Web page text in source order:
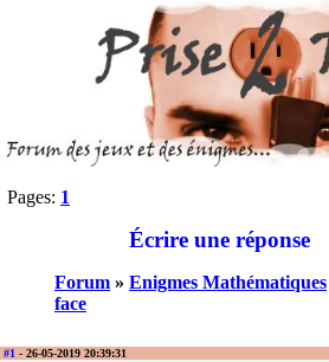
Pages: 1
Écrire une réponse
Forum » Enigmes Mathématiques
face
#1 - 26-05-2019 20:39:31